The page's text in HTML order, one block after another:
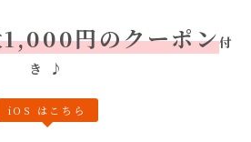
円のクーポン付
き
♪
iOS はこちら